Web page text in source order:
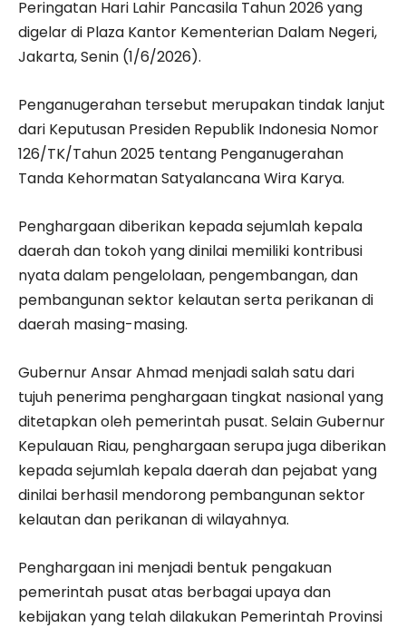
Peringatan Hari Lahir Pancasila Tahun 2026 yang
digelar di Plaza Kantor Kementerian Dalam Negeri,
Jakarta, Senin (1/6/2026).
Penganugerahan tersebut merupakan tindak lanjut
dari Keputusan Presiden Republik Indonesia Nomor
126/TK/Tahun 2025 tentang Penganugerahan
Tanda Kehormatan Satyalancana Wira Karya.
Penghargaan diberikan kepada sejumlah kepala
daerah dan tokoh yang dinilai memiliki kontribusi
nyata dalam pengelolaan, pengembangan, dan
pembangunan sektor kelautan serta perikanan di
daerah masing-masing.
Gubernur Ansar Ahmad menjadi salah satu dari
tujuh penerima penghargaan tingkat nasional yang
ditetapkan oleh pemerintah pusat. Selain Gubernur
Kepulauan Riau, penghargaan serupa juga diberikan
kepada sejumlah kepala daerah dan pejabat yang
dinilai berhasil mendorong pembangunan sektor
kelautan dan perikanan di wilayahnya.
Penghargaan ini menjadi bentuk pengakuan
pemerintah pusat atas berbagai upaya dan
kebijakan yang telah dilakukan Pemerintah Provinsi